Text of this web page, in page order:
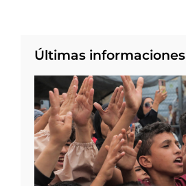
Últimas informaciones